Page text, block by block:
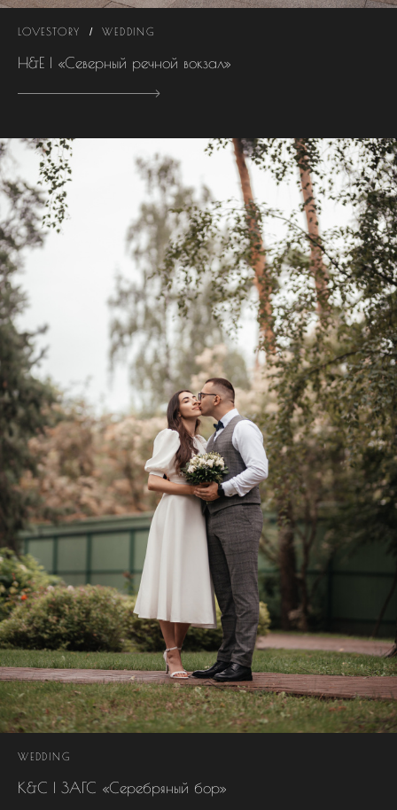
LOVESTORY WEDDING
Н&Е | «Северный речной вокзал»
WEDDING
К&С | ЗАГС «Серебряный бор»